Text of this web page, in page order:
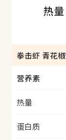
热量
拳击虾 青花
营养素
热量
蛋白质